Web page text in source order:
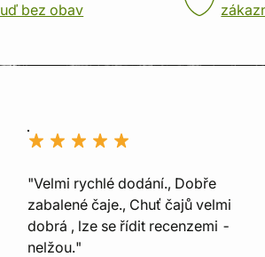
bez obav
"Velmi rychlé dodání., Dobře
zabalené čaje., Chuť čajů velmi
dobrá , lze se řídit recenzemi -
nelžou."